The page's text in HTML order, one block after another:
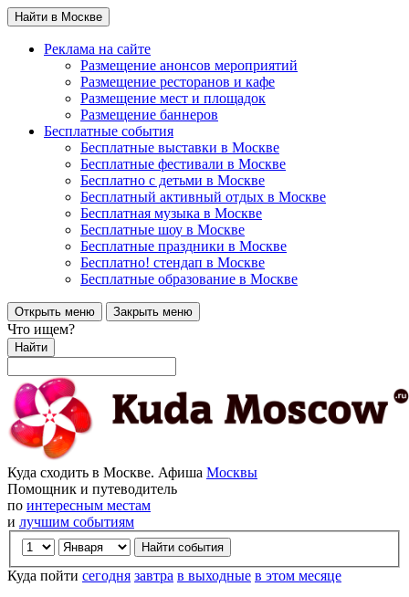
Найти в Москве
Реклама на сайте
Размещение анонсов мероприятий
Размещение ресторанов и кафе
Размещение мест и площадок
Размещение баннеров
Бесплатные события
Бесплатные выставки в Москве
Бесплатные фестивали в Москве
Бесплатно с детьми в Москве
Бесплатный активный отдых в Москве
Бесплатная музыка в Москве
Бесплатные шоу в Москве
Бесплатные праздники в Москве
Бесплатно! стендап в Москве
Бесплатные образование в Москве
Открыть меню Закрыть меню
Что ищем?
Найти
Куда сходить в Москве. Афиша Москвы
Помощник и путеводитель
по интересным местам
и лучшим событиям
Куда пойти сегодня завтра в выходные в этом месяце